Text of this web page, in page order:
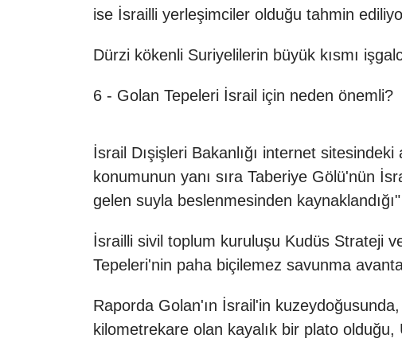
ise İsrailli yerleşimciler olduğu tahmin
Dürzi kökenli Suriyelilerin büyük kısmı
6 - Golan Tepeleri İsrail için neden önemli?
İsrail Dışişleri Bakanlığı internet
konumunun yanı sıra Taberiye Gölü'nün
gelen suyla beslenmesinden
İsrailli sivil toplum kuruluşu Kudüs Strateji
Tepeleri'nin paha biçilemez savunma
Raporda Golan'ın İsrail'in
kilometrekare olan kayalık bir plato olduğu,